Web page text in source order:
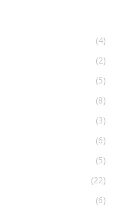
(4)
(2)
(5)
(8)
(3)
(6)
(5)
(22)
(6)